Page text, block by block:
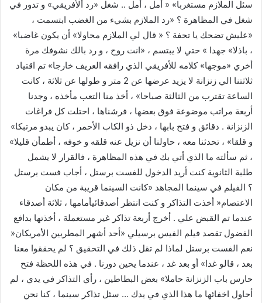
سئل الملازم مستغربا» « أمل ، أمل .. شغل «رد ألأفريقي» و تدور في
شغل في المظاهرة ؟ «رد الملازم بشيء من الغضب ابتسمت ،
«عليش تضحك يا تحفة ؟ « قال لي الملازم محاولا» أن يكون غاضبا»
، باذلا» جهدا » حتي لا يبتسم ، «انت روح ، و رد بالك نشوفك مرة
أخري «موجها» كلامه للأفريقي الذي رافقه العريف خارجا» تم اقتياد
ثلاثتنا الي زنزانة لا يزيد عرضها عن 2 متر و طولها عن ثلاثة ، كانت
الساعة تقترب من الثالثة صباحا» ، أخذ منا التعب مأخذه ، وجدنا
أربعة مراتب موضوعة فوق بعضها ، فرشناها ، احتلت كل فراغات
الزنزانة . دقائق و فتح بابها ، دخل ذو الكاب الأحمر ، كان يبدو مرتبكا»
و قلقا» ، تحدثنا معه ، حاولنا أن نزيل عنه قلقه و خوفه ، أطمأن قليلا»
، ثم سألته ما الذي أتي بك في هذه المظاهرة ، فالقرار لا يشمل
طلبة الثانوية كنت أريد الدخول للفست برستل ، أجاب فست برستل
؟ الفيلم في سينما المجاهد «كانت السينما قريبة من مكان
الاعتصام« أخذت التذاكر و كنت انتظر أصدقائيأمامها ، ثلاثة أصدقاء
عندما تم القبض علي . أخرج أربعة تذاكر غير مستعملة ، أخذتها بدافع
الفضول تقصد فيلم الفيس برسيلي «أحد أشهر المطربين الأمريكان«
نعم الفست برستل لماذا لم تقل ذلك في التحقيق ؟ لم يحققوا معنا
بعد ، قالو غدا» أو بعد غد ، عندما يحين دورنا . في هذه اللحظة فتح
حارس باب الزنزانة حاملا» بعض البطاطين ، رأي التذاكر في يدي ، لم
أحاول اخفائها ما هذا الذي في يدك … سئل تذاكر سينما ، كنا نحن